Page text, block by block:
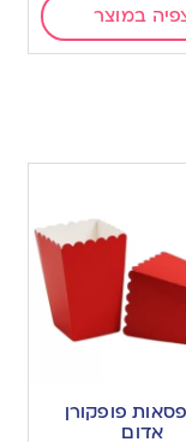
במוצר
פופקורן
אדום